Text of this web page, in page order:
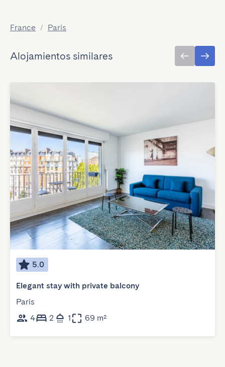
France / Paris
Alojamientos similares
5.0
Elegant stay with private balcony
Paris
4
2 1 69 m²